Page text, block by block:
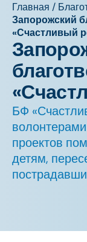
Главная /
Запорожский
«Счастливый
БФ
проектов
детям,